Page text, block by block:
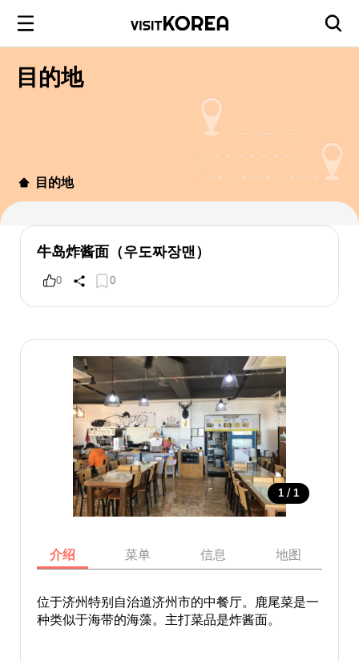
目的地
目的地
牛岛炸酱面（우도짜장맨）
0 0
1 / 1
介绍 菜单 信息 地图
位于济州特别自治道济州市的中餐厅。鹿尾菜是一
种类似于海带的海藻。主打菜品是炸酱面。